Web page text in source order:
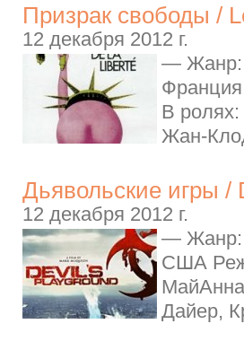
Призрак свободы /
12 декабря 2012 г.
— Жанр:
В
Жан-
Дьявольские игры /
12 декабря 2012 г.
— Жанр:
США
Дайер,